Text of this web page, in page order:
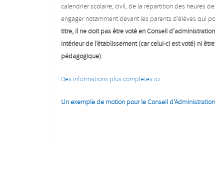
calendrier scolaire, civil, de la répartition des heures
engager notamment devant les parents d’élèves qui
titre, il ne doit pas être voté en Conseil
intérieur de l’établissement (car celui-ci est voté) ni
pédagogique).
Des informations plus complètes ici
Un exemple de motion pour le Conseil